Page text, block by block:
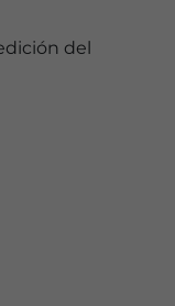
del